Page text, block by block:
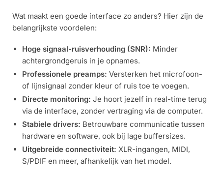
Wat maakt een goede interface zo anders? Hier zijn de
belangrijkste voordelen:
Hoge signaal-ruisverhouding (SNR): Minder
achtergrondgeruis in je opnames.
Professionele preamps: Versterken het microfoon-
of lijnsignaal zonder kleur of ruis toe te voegen.
Directe monitoring: Je hoort jezelf in real-time terug
via de interface, zonder vertraging via de computer.
Stabiele drivers: Betrouwbare communicatie tussen
hardware en software, ook bij lage buffersizes.
Uitgebreide connectiviteit: XLR-ingangen, MIDI,
S/PDIF en meer, afhankelijk van het model.